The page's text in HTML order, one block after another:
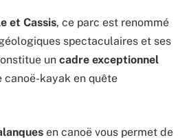
et Cassis, ce parc est renommé
spectaculaires et ses
un cadre exceptionnel
canoë-kayak en quête
en canoë vous permet de